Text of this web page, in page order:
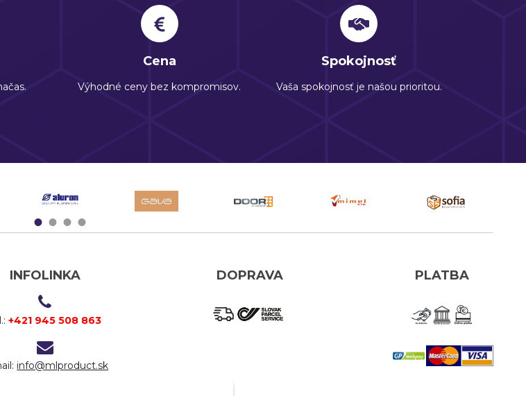
Cena
Výhodné ceny bez kompromisov.
Spokojnosť
Vaša spokojnosť je našou prioritou.
1234
INFOLINKA
+421 945 508 863
info@mlproduct.sk
DOPRAVA PLATBA